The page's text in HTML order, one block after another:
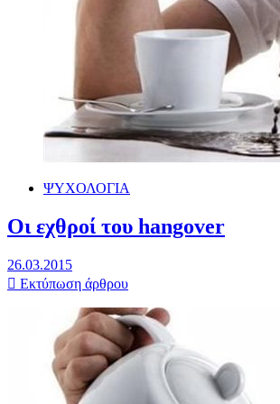
ΨΥΧΟΛΟΓΙΑ
Οι εχθροί του hangover
26.03.2015
Εκτύπωση άρθρου